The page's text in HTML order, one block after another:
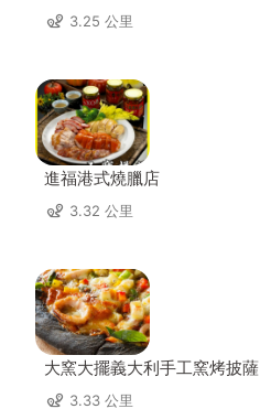
3.25 公里
進福港式燒臘店
3.32 公里
大窯大擺義大利手工窯烤披薩
3.33 公里